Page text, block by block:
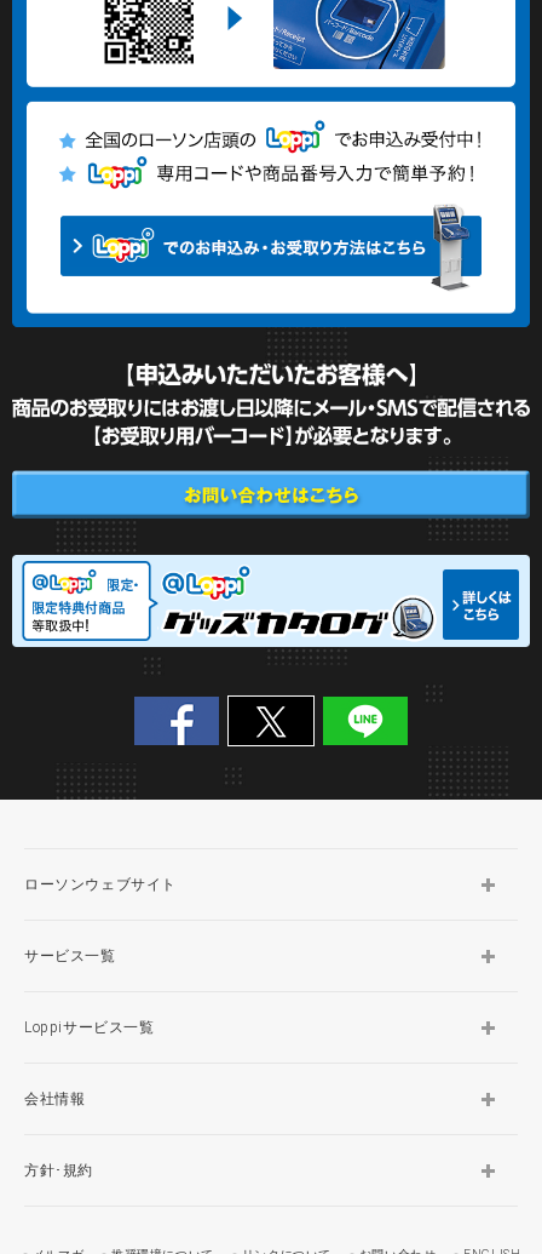
ローソンウェブサイト
サービス一覧
Loppiサービス一覧
会社情報
方針･規約